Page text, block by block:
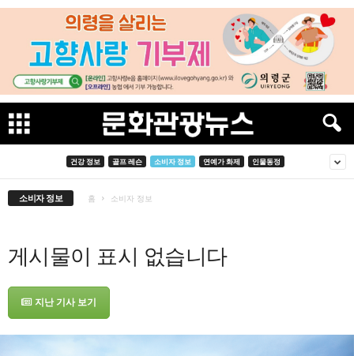
건강 정보 골프 레슨 소비자 정보 연예가 화제 인물동정
소비자 정보 홈 소비자 정보
게시물이 표시 없습니다
지난 기사 보기